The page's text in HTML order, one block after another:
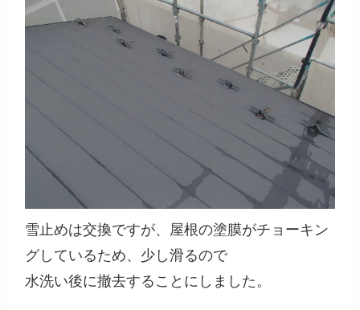
雪止めは交換ですが、屋根の塗膜がチョーキン
グしているため、少し滑るので
水洗い後に撤去することにしました。